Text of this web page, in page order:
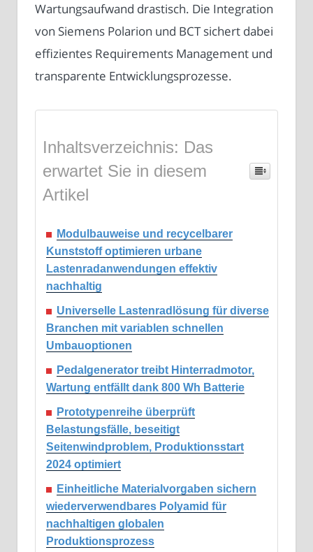
Wartungsaufwand drastisch. Die Integration
von Siemens Polarion und BCT sichert dabei
effizientes Requirements Management und
transparente Entwicklungsprozesse.
Inhaltsverzeichnis: Das
erwartet Sie in diesem
Artikel
Modulbauweise und recycelbarer
Kunststoff optimieren urbane
Lastenradanwendungen effektiv
nachhaltig
Universelle Lastenradlösung für diverse
Branchen mit variablen schnellen
Umbauoptionen
Pedalgenerator treibt Hinterradmotor,
Wartung entfällt dank 800 Wh Batterie
Prototypenreihe überprüft
Belastungsfälle, beseitigt
Seitenwindproblem, Produktionsstart
2024 optimiert
Einheitliche Materialvorgaben sichern
wiederverwendbares Polyamid für
nachhaltigen globalen
Produktionsprozess